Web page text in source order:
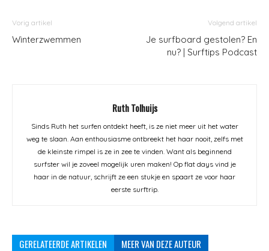
Vorig artikel
Winterzwemmen
Volgend artikel
Je surfboard gestolen? En
nu? | Surftips Podcast
Ruth Tolhuijs
Sinds Ruth het surfen ontdekt heeft, is ze niet meer uit het water
weg te slaan. Aan enthousiasme ontbreekt het haar nooit, zelfs met
de kleinste rimpel is ze in zee te vinden. Want als beginnend
surfster wil je zoveel mogelijk uren maken! Op flat days vind je
haar in de natuur, schrijft ze een stukje en spaart ze voor haar
eerste surftrip.
GERELATEERDE ARTIKELEN MEER VAN DEZE AUTEUR